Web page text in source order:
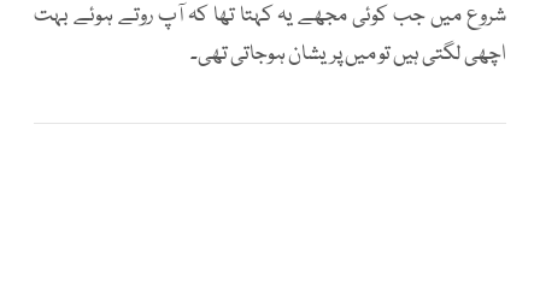
شروع میں جب کوئی مجھے یہ کہتا تھا کہ آپ روتے ہوئے بہت
اچھی لگتی ہیں تو میں پریشان ہوجاتی تھی۔